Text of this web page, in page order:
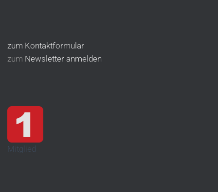
zum Kontaktformular
zum Newsletter anmelden
Mitglied